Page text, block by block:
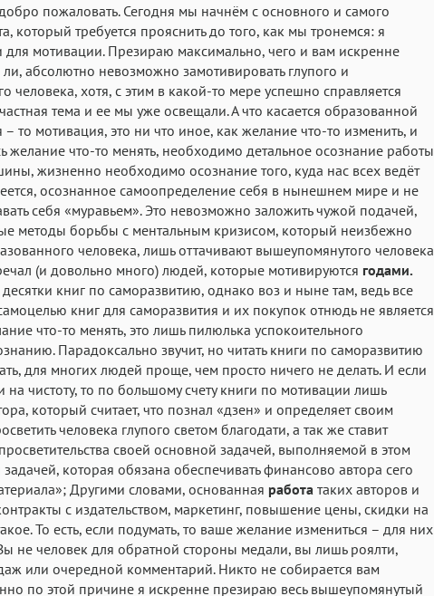
Аа Аа Аа Аа
Аа Аа Аа Аа
Аа
Helvetica Neue
Аа Аа
Georgia
Аа
Аа
Courier
Аа
Courier New
Аа
Menlo
Аа
SF Mono
пожаловать. Сегодня мы начнём с основного и самого
который требуется прояснить до того, как мы тронемся: я
для мотивации. Презираю максимально, чего и вам искренне
ли, абсолютно невозможно замотивировать глупого и
человека, хотя, с этим в какой-то мере успешно справляется
тема и ее мы уже освещали. А что касается образованной
– то мотивация, это ни что иное, как желание что-то изменить, и
желание что-то менять, необходимо детальное осознание работы
жизненно необходимо осознание того, куда нас всех ведёт
осознанное самоопределение себя в нынешнем мире и не
себя «муравьем». Это невозможно заложить чужой подачей,
методы борьбы с ментальным кризисом, который неизбежно
человека, лишь оттачивают вышеупомянутого человека
(и довольно много) людей, которые мотивируются годами.
книг по саморазвитию, однако воз и ныне там, ведь все
книг для саморазвития и их покупок отнюдь не является
что-то менять, это лишь пилюлька успокоительного
Парадоксально звучит, но читать книги по саморазвитию
для многих людей проще, чем просто ничего не делать. И если
на чистоту, то по большому счету книги по мотивации лишь
который считает, что познал «дзен» и определяет своим
человека глупого светом благодати, а так же ставит
своей основной задачей, выполняемой в этом
которая обязана обеспечивать финансово автора сего
Другими словами, основанная работа таких авторов и
с издательством, маркетинг, повышение цены, скидки на
То есть, если подумать, то ваше желание измениться – для них
не человек для обратной стороны медали, вы лишь роялти,
или очередной комментарий. Никто не собирается вам
по этой причине я искренне презираю весь вышеупомянутый